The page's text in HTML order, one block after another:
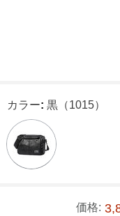
カラー: 黒（1015）
価格: